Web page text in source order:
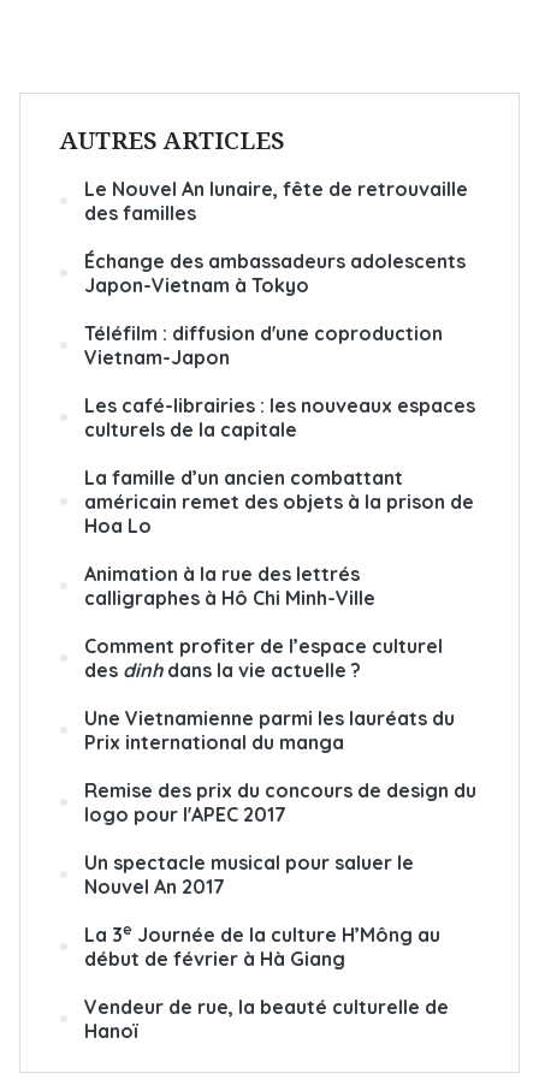
AUTRES ARTICLES
Le Nouvel An lunaire, fête de retrouvaille
des familles
Échange des ambassadeurs adolescents
Japon-Vietnam à Tokyo
Téléfilm : diffusion d'une coproduction
Vietnam-Japon
Les café-librairies : les nouveaux espaces
culturels de la capitale
La famille d’un ancien combattant
américain remet des objets à la prison de
Hoa Lo
Animation à la rue des lettrés
calligraphes à Hô Chi Minh-Ville
Comment profiter de l’espace culturel
des dinhdans la vie actuelle ?
Une Vietnamienne parmi les lauréats du
Prix international du manga
Remise des prix du concours de design du
logo pour l'APEC 2017
Un spectacle musical pour saluer le
Nouvel An 2017
La 3e Journée de la culture H’Mông au
début de février à Hà Giang
Vendeur de rue, la beauté culturelle de
Hanoï